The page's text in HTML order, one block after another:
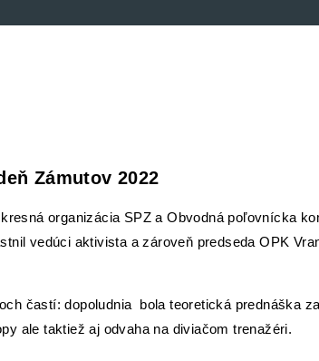
Zámutov 2022
organizácia SPZ a Obvodná poľovnícka
vedúci aktivista a zároveň predseda OPK
častí: dopoludnia bola teoretická prednáška
ale taktiež aj odvaha na diviačom trenažéri.